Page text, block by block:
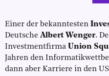
Einer der bekanntesten
Deutsche Albert Wenger.
Investmentfirma Union
Jahren den
dann aber Karriere in den